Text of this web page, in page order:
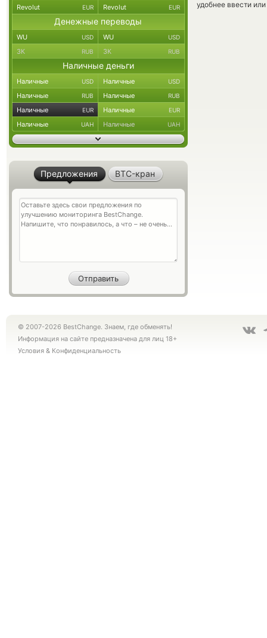
удобнее ввести
Revolut EUR Revolut EUR
Денежные переводы
WU USD WU USD
ЗК RUB ЗК RUB
Наличные деньги
Наличные USD Наличные USD
Наличные RUB Наличные RUB
Наличные EUR Наличные EUR
Наличные UAH Наличные UAH
Предложения BTC-кран
© 2007-2026 BestChange. Знаем, где обменять!
Информация на сайте предназначена для лиц 18+
Условия & Конфиденциальность